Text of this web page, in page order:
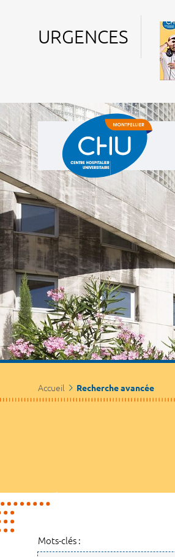
URGENCES
Accueil Recherche avancée
Mots-clés :